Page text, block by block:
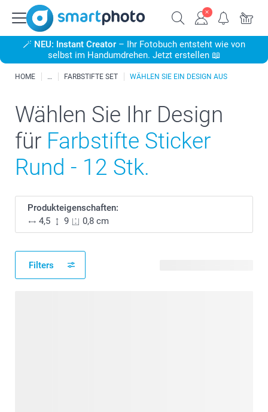
🪄 NEU: Instant Creator – Ihr Fotobuch entsteht wie von
selbst im Handumdrehen. Jetzt erstellen 📖
HOME FARBSTIFTE SET WÄHLEN SIE EIN DESIGN AUS
Wählen Sie Ihr Design
für Farbstifte Sticker
Rund - 12 Stk.
Produkteigenschaften:
4,5
9 0,8 cm
Filters